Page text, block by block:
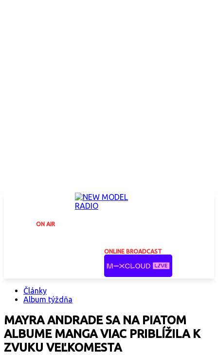
ON AIR
ONLINE BROADCAST
Články
Album týždňa
MAYRA ANDRADE SA NA PIATOM
ALBUME MANGA VIAC PRIBLÍŽILA K
ZVUKU VEĽKOMESTA